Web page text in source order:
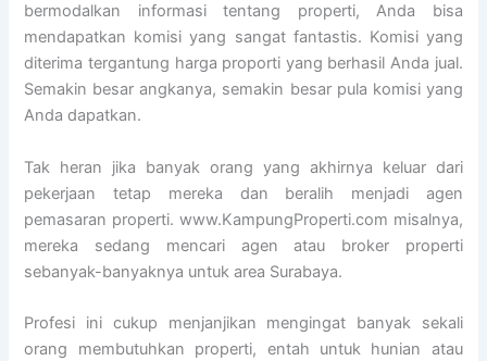
bermodalkan informasi tentang properti, Anda bisa
mendapatkan komisi yang sangat fantastis. Komisi yang
diterima tergantung harga proporti yang berhasil Anda jual.
Semakin besar angkanya, semakin besar pula komisi yang
Anda dapatkan.
Tak heran jika banyak orang yang akhirnya keluar dari
pekerjaan tetap mereka dan beralih menjadi agen
pemasaran properti. www.KampungProperti.com misalnya,
mereka sedang mencari agen atau broker properti
sebanyak-banyaknya untuk area Surabaya.
Profesi ini cukup menjanjikan mengingat banyak sekali
orang membutuhkan properti, entah untuk hunian atau